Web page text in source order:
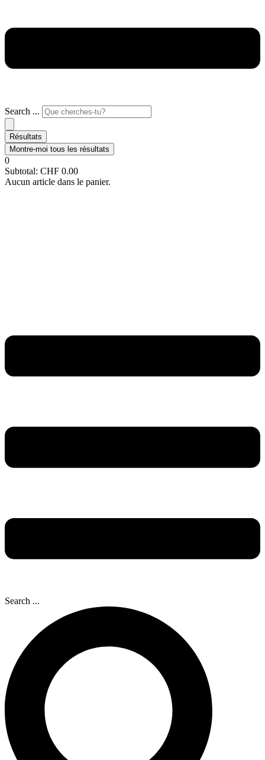
Search ...
Résultats
Montre-moi tous les résultats
0
Subtotal: CHF 0.00
Aucun article dans le panier.
Search ...